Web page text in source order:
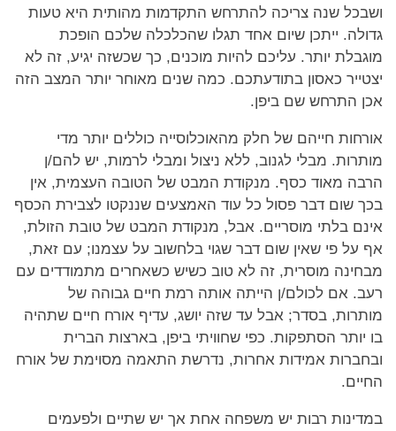
ושבכל שנה צריכה להתרחש התקדמות מהותית היא טעות
גדולה. ייתכן שיום אחד תגלו שהכלכלה שלכם הופכת
מוגבלת יותר. עליכם להיות מוכנים, כך שכשזה יגיע, זה לא
יצטייר כאסון בתודעתכם. כמה שנים מאוחר יותר המצב הזה
אכן התרחש שם ביפן.
אורחות חייהם של חלק מהאוכלוסייה כוללים יותר מדי
מותרות. מבלי לגנוב, ללא ניצול ומבלי לרמות, יש להם/ן
הרבה מאוד כסף. מנקודת המבט של הטובה העצמית, אין
בכך שום דבר פסול כל עוד האמצעים שננקטו לצבירת הכסף
אינם בלתי מוסריים. אבל, מנקודת המבט של טובת הזולת,
אף על פי שאין שום דבר שגוי בלחשוב על עצמנו; עם זאת,
מבחינה מוסרית, זה לא טוב כשיש כשאחרים מתמודדים עם
רעב. אם לכולם/ן הייתה אותה רמת חיים גבוהה של
מותרות, בסדר; אבל עד שזה יושג, עדיף אורח חיים שתהיה
בו יותר הסתפקות. כפי שחוויתי ביפן, בארצות הברית
ובחברות אמידות אחרות, נדרשת התאמה מסוימת של אורח
החיים.
במדינות רבות יש משפחה אחת אך יש שתיים ולפעמים